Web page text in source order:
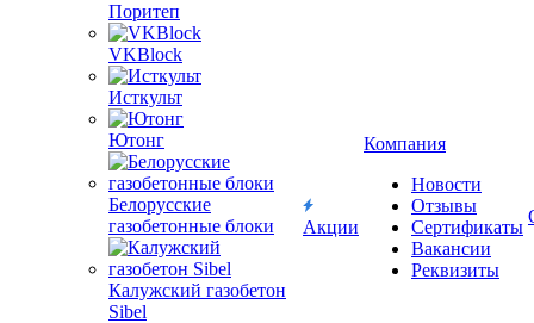
Поритеп
VKBlock
Исткульт
Ютонг
Белорусские
газобетонные блоки
Калужский газобетон
Sibel
Акции
Компания
Новости
Отзывы
Сертификаты
Вакансии
Реквизиты